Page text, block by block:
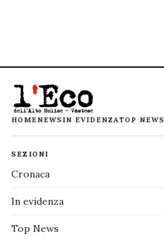
HOMENEWS IN EVIDENZATOP NEWS
SEZIONI
Cronaca
In evidenza
Top News